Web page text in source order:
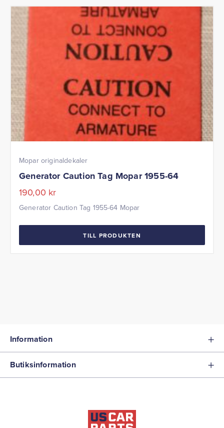
Mopar originaldekaler
Generator Caution Tag Mopar 1955-64
190,00 kr
Generator Caution Tag 1955-64 Mopar
TILL PRODUKTEN
Information
Butiksinformation